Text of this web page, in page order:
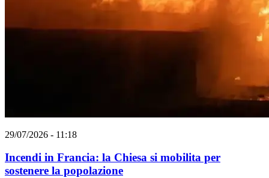
29/07/2026 - 11:18
Incendi in Francia: la Chiesa si mobilita per
sostenere la popolazione